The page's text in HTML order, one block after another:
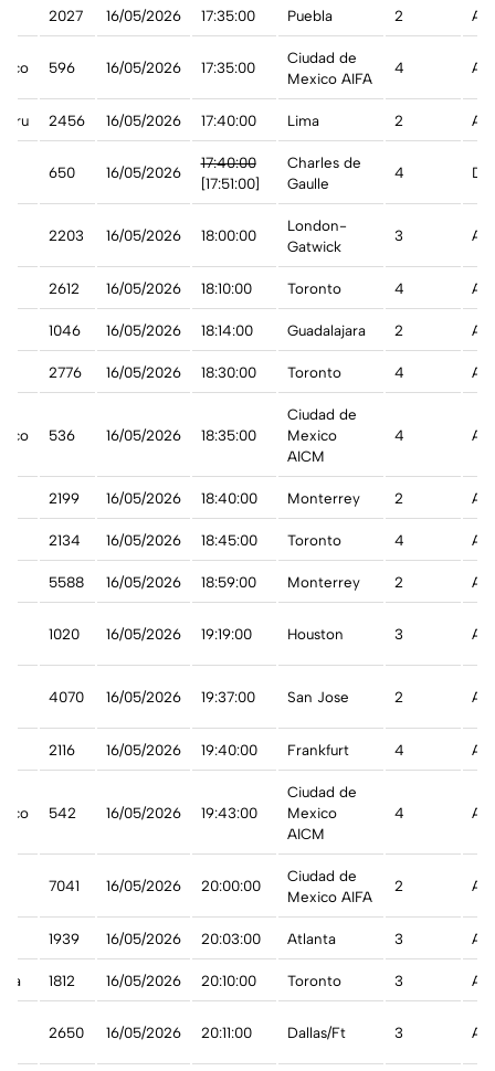
2027 16/05/2026 17:35:00 Puebla 2 A
596 16/05/2026 17:35:00
Ciudad de
Mexico AIFA
4 A
2456 16/05/2026 17:40:00 Lima 2 A
650 16/05/2026
17:40:00
[17:51:00]
Charles de
Gaulle
4
2203 16/05/2026 18:00:00
London-
Gatwick
3 A
2612 16/05/2026 18:10:00 Toronto 4 A
1046 16/05/2026 18:14:00 Guadalajara 2 A
2776 16/05/2026 18:30:00 Toronto 4 A
536 16/05/2026 18:35:00
Ciudad de
Mexico
AICM
4 A
2199 16/05/2026 18:40:00 Monterrey 2 A
2134 16/05/2026 18:45:00 Toronto 4 A
5588 16/05/2026 18:59:00 Monterrey 2 A
1020 16/05/2026 19:19:00 Houston 3 A
4070 16/05/2026 19:37:00 San Jose 2 A
2116 16/05/2026 19:40:00 Frankfurt 4 A
542 16/05/2026 19:43:00
Ciudad de
Mexico
AICM
4 A
7041 16/05/2026 20:00:00
Ciudad de
Mexico AIFA
2 A
1939 16/05/2026 20:03:00 Atlanta 3 A
1812 16/05/2026 20:10:00 Toronto 3 A
2650 16/05/2026 20:11:00 Dallas/Ft 3 A